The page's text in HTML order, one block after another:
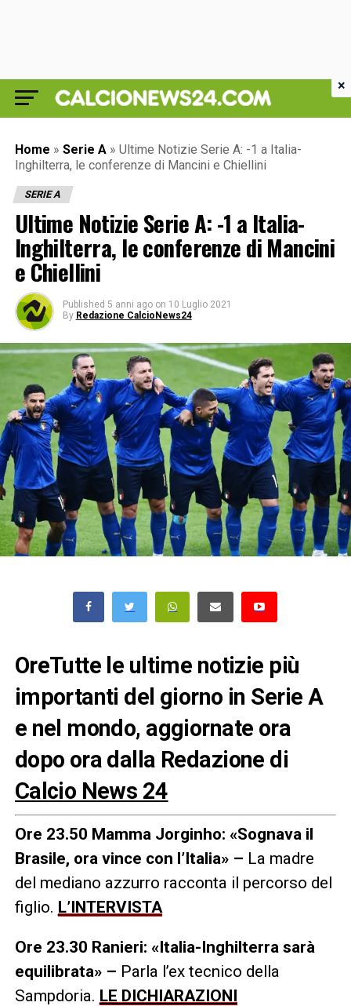
Home » Serie A » Ultime Notizie Serie A: -1 a Italia-
Inghilterra, le conferenze di Mancini e Chiellini
SERIE A
Ultime Notizie Serie A: -1 a Italia-
Inghilterra, le conferenze di Mancini
e Chiellini
Published 5 anni ago on 10 Luglio 2021
By Redazione CalcioNews24
OreTutte le ultime notizie più
importanti del giorno in Serie A
e nel mondo, aggiornate ora
dopo ora dalla Redazione di
Calcio News 24
Ore 23.50 Mamma Jorginho: «Sognava il
Brasile, ora vince con l’Italia» – La madre
del mediano azzurro racconta il percorso del
figlio. L’INTERVISTA
Ore 23.30 Ranieri: «Italia-Inghilterra sarà
equilibrata» – Parla l’ex tecnico della
Sampdoria. LE DICHIARAZIONI
×